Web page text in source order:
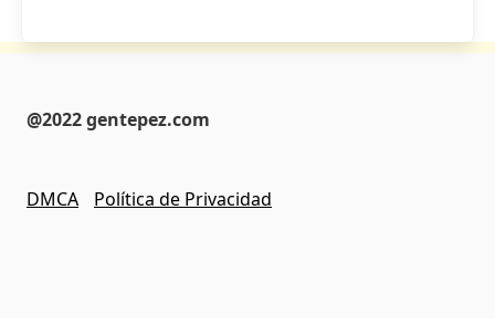
@2022 gentepez.com
DMCA Política de Privacidad